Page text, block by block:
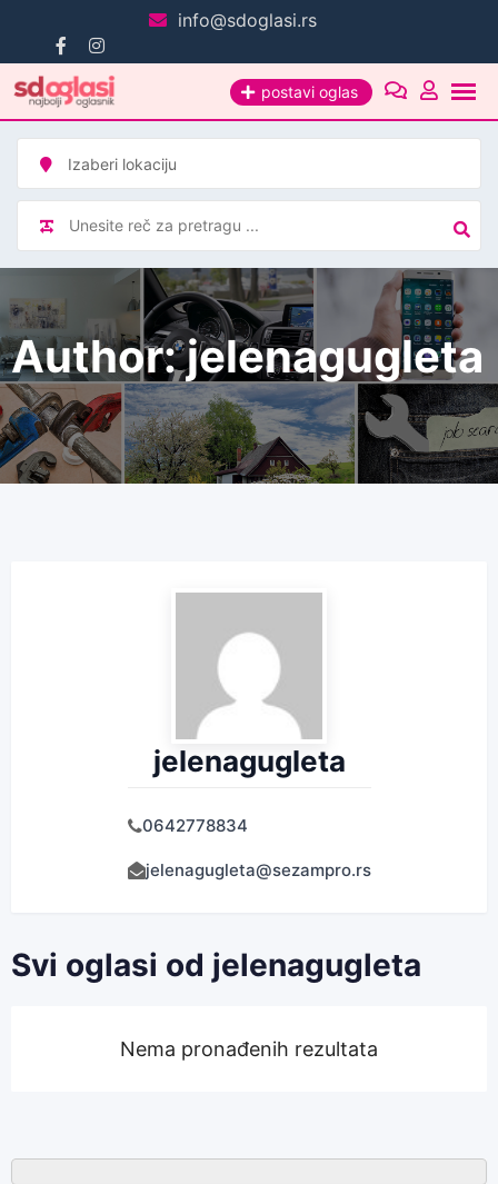
sadržaj
info@sdoglasi.rs
postavi oglas
Author: jelenagugleta
jelenagugleta
0642778834
jelenagugleta@sezampro.rs
Svi oglasi od jelenagugleta
Nema pronađenih rezultata